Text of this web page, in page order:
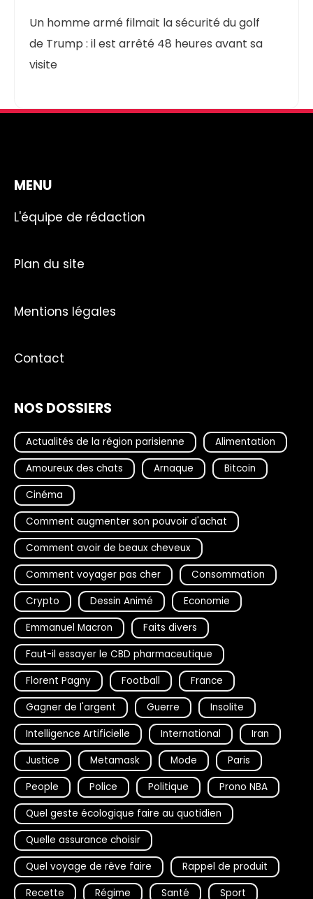
Un homme armé filmait la sécurité du golf
de Trump : il est arrêté 48 heures avant sa
visite
MENU
L'équipe de rédaction
Plan du site
Mentions légales
Contact
NOS DOSSIERS
Actualités de la région parisienne
Alimentation
Amoureux des chats
Arnaque
Bitcoin
Cinéma
Comment augmenter son pouvoir d'achat
Comment avoir de beaux cheveux
Comment voyager pas cher
Consommation
Crypto
Dessin Animé
Economie
Emmanuel Macron
Faits divers
Faut-il essayer le CBD pharmaceutique
Florent Pagny
Football
France
Gagner de l'argent
Guerre
Insolite
Intelligence Artificielle
International
Iran
Justice
Metamask Mode
Paris
People
Police Politique
Prono NBA
Quel geste écologique faire au quotidien
Quelle assurance choisir
Quel voyage de rêve faire
Rappel de produit
Recette
Régime Santé Sport